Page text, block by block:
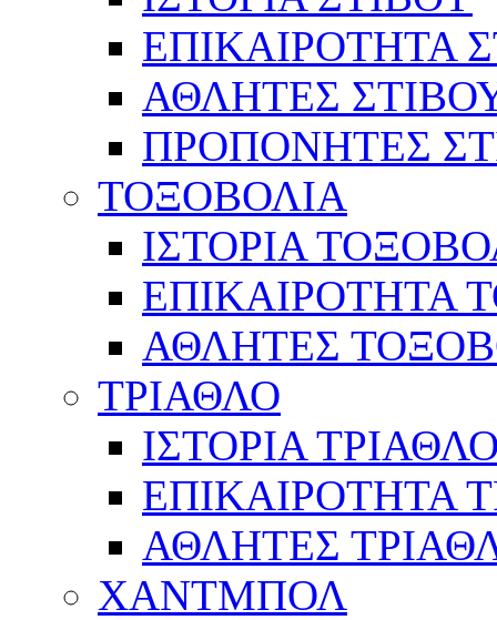
ΕΠΙΚΑΙΡΟΤΗΤΑ
ΑΘΛΗΤΕΣ
ΠΡΟΠΟΝΗΤΕΣ
ΤΟΞΟΒΟΛΙΑ
ΙΣΤΟΡΙΑ
ΕΠΙΚΑΙΡΟΤΗΤΑ
ΑΘΛΗΤΕΣ
ΤΡΙΑΘΛΟ
ΙΣΤΟΡΙΑ
ΕΠΙΚΑΙΡΟΤΗΤΑ
ΑΘΛΗΤΕΣ
ΧΑΝΤΜΠΟΛ